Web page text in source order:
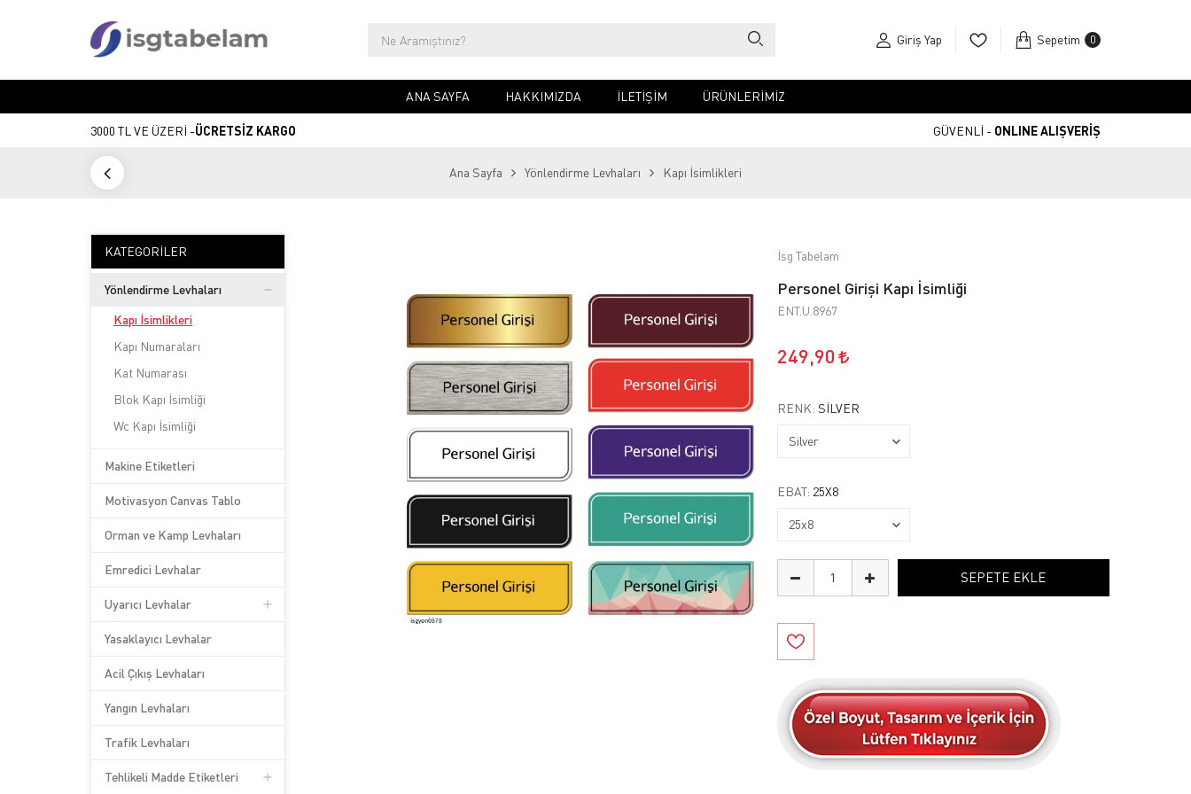
Giriş Yap Sepetim 0
ANA SAYFA HAKKIMIZDA İLETIŞIM ÜRÜNLERİMİZ
3000 TL VE ÜZERİ -ÜCRETSİZ KARGO GÜVENLİ - ONLINE ALIŞVERİŞ
Ana Sayfa Yönlendirme Levhaları Kapı İsimlikleri
KATEGORILER
Yönlendirme Levhaları
Kapı İsimlikleri
Kapı Numaraları
Kat Numarası
Blok Kapı İsimliği
Wc Kapı İsimliği
Makine Etiketleri
Motivasyon Canvas Tablo
Orman ve Kamp Levhaları
Emredici Levhalar
Uyarıcı Levhalar
Yasaklayıcı Levhalar
Acil Çıkış Levhaları
Yangın Levhaları
Trafik Levhaları
Tehlikeli Madde Etiketleri
İsg Tabelam
Personel Girişi Kapı İsimliği
ENT.U.8967
249,90
RENK: SILVER
EBAT: 25X8
SEPETE EKLE